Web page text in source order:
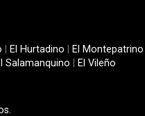
El Hurtadino El Montepatrino
Salamanquino El Vileño